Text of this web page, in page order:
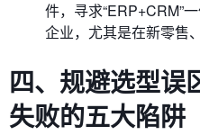
件，寻求“ERP+CRM”
企业，尤其是在新零售
四、规避选型误
失败的五大陷阱